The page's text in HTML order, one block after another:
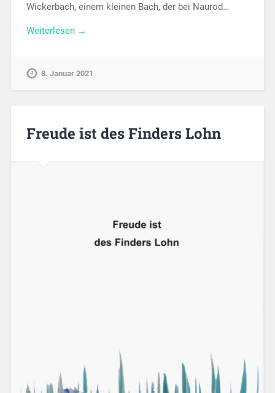
Wickerbach, einem kleinen Bach, der bei Naurod…
Weiterlesen →
8. Januar 2021
Freude ist des Finders Lohn